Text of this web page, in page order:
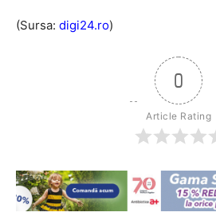
(Sursa: digi24.ro)
0
Article Rating